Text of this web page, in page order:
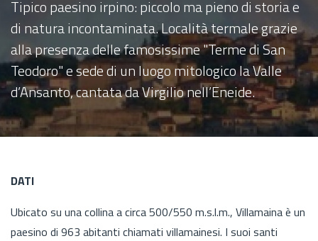
Tipico paesino irpino: piccolo ma pieno di storia e
di natura incontaminata. Località termale grazie
alla presenza delle famosissime "Terme di San
Teodoro" e sede di un luogo mitologico la Valle
d’Ansanto, cantata da Virgilio nell’Eneide.
DATI
Ubicato su una collina a circa 500/550 m.s.l.m., Villamaina è un
paesino di 963 abitanti chiamati villamainesi. I suoi santi